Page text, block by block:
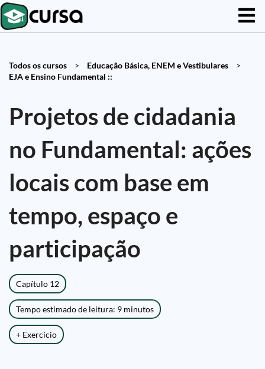
Todos os cursos > Educação Básica, ENEM e Vestibulares
>
EJA e Ensino Fundamental ::
Projetos de cidadania
no Fundamental: ações
locais com base em
tempo, espaço e
participação
Capítulo 12
Tempo estimado de leitura: 9 minutos
+ Exercício